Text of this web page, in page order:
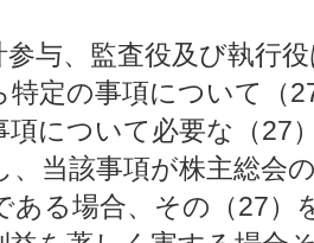
参与、監査役及び執行
特定の事項について（
項について必要な（27
、当該事項が株主総会
ある場合、その（27）